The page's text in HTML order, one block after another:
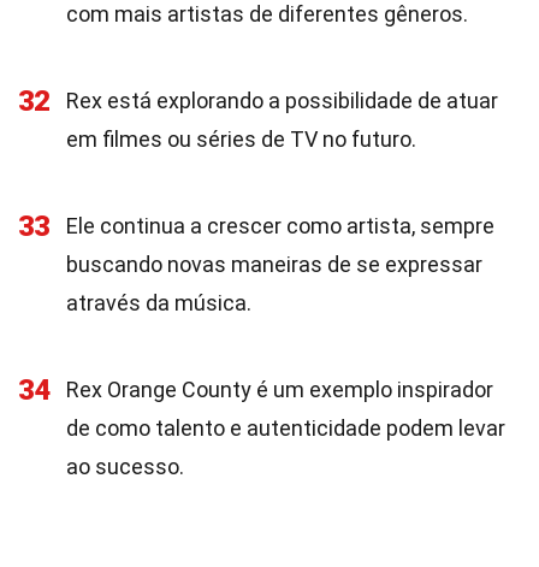
com mais artistas de diferentes gêneros.
32
Rex está explorando a possibilidade de atuar
em filmes ou séries de TV no futuro.
33
Ele continua a crescer como artista, sempre
buscando novas maneiras de se expressar
através da música.
34
Rex Orange County é um exemplo inspirador
de como talento e autenticidade podem levar
ao sucesso.